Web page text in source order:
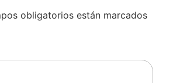
obligatorios están marcados